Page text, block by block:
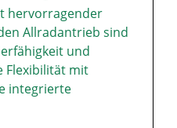
hervorragender
Allradantrieb sind
und
Flexibilität mit
integrierte